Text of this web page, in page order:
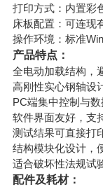
打印方式：内置彩
床板配置：可连现
操作环境：标准
产品特点：
全电动加载结构，
高刚性实心钢轴设
PC端集中控制与
软件界面友好，支
测试结果可直接打
结构模块化设计，
适合破坏性法规试
配件及耗材：